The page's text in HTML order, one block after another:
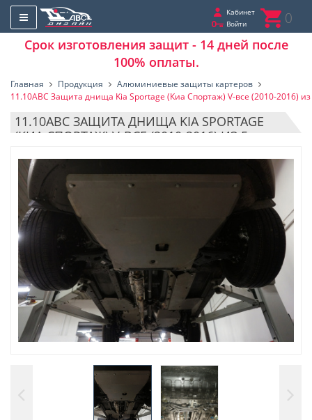
Кабинет
Войти
0
Срок изготовления защит - 14 дней после
100% оплаты.
Главная Продукция
Алюминиевые защиты картеров
11.10ABC Защита днища Kia Sportage (Киа Спортаж) V-все (2010-2016)
11.10ABC ЗАЩИТА ДНИЩА KIA SPORTAGE
(КИА СПОРТАЖ) V-ВСЕ (2010-2016) ИЗ 5